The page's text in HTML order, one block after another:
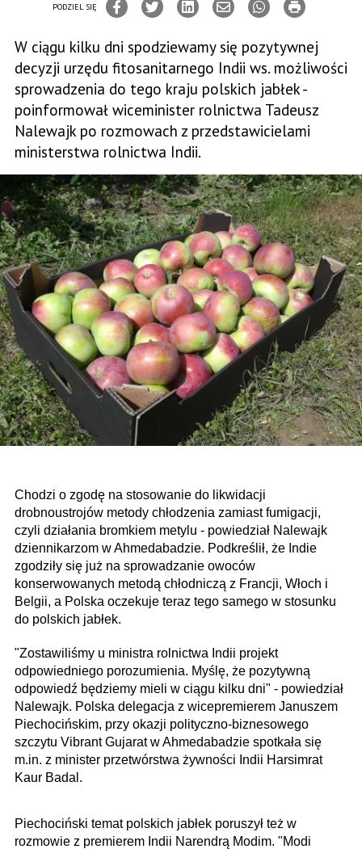
PODZIEL SIĘ
W ciągu kilku dni spodziewamy się pozytywnej
decyzji urzędu fitosanitarnego Indii ws. możliwości
sprowadzenia do tego kraju polskich jabłek -
poinformował wiceminister rolnictwa Tadeusz
Nalewajk po rozmowach z przedstawicielami
ministerstwa rolnictwa Indii.
Chodzi o zgodę na stosowanie do likwidacji
drobnoustrojów metody chłodzenia zamiast fumigacji,
czyli działania bromkiem metylu - powiedział Nalewajk
dziennikarzom w Ahmedabadzie. Podkreślił, że Indie
zgodziły się już na sprowadzanie owoców
konserwowanych metodą chłodniczą z Francji, Włoch i
Belgii, a Polska oczekuje teraz tego samego w stosunku
do polskich jabłek.
"Zostawiliśmy u ministra rolnictwa Indii projekt
odpowiedniego porozumienia. Myślę, że pozytywną
odpowiedź będziemy mieli w ciągu kilku dni" - powiedział
Nalewajk. Polska delegacja z wicepremierem Januszem
Piechocińskim, przy okazji polityczno-biznesowego
szczytu Vibrant Gujarat w Ahmedabadzie spotkała się
m.in. z minister przetwórstwa żywności Indii Harsimrat
Kaur Badal.
Piechociński temat polskich jabłek poruszył też w
rozmowie z premierem Indii Narendrą Modim. "Modi